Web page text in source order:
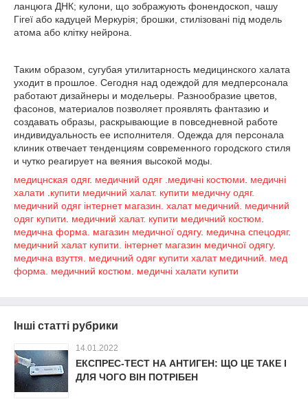
ланцюга ДНК; кулони, що зображують фонендоскоп, чашу
Гігеї або кадуцей Меркурія; брошки, стилізовані під модель
атома або клітку нейрона.
Таким образом, сугубая утилитарность медицинского халата
уходит в прошлое. Сегодня над одеждой для медперсонала
работают дизайнеры и модельеры. Разнообразие цветов,
фасонов, материалов позволяет проявлять фантазию и
создавать образы, раскрывающие в повседневной работе
индивидуальность ее исполнителя. Одежда для персонала
клиник отвечает тенденциям современного городского стиля
и чутко реагирует на веяния высокой моды.
медицнская одяг. медичний одяг .медичні костюми
медичні
халати
купити медичний халат. купити медичну одяг.
медичний одяг інтернет магазин. халат медичний.
медичний
одяг купити
медичний халат. купити медичний костюм
медична форма. магазин медичної одягу. медична спецодяг.
медичний халат купити. інтернет магазин медичної одягу.
медична взуття. медичний одяг купити халат медичний.
мед
форма.
медичний костюм медичні халати купити
Інші статті рубрики
14.01.2022
ЕКСПРЕС-ТЕСТ НА АНТИГЕН: ЩО ЦЕ ТАКЕ І
ДЛЯ ЧОГО ВІН ПОТРІБЕН